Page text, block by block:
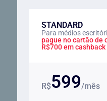
STANDARD
Para médios
pague no cartão de
R$700 em cashback
R$599/mês